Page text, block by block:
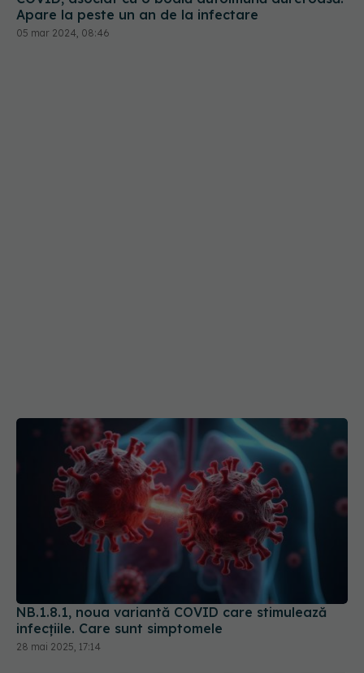
Apare la peste un an de la infectare
05 mar 2024, 08:46
NB.1.8.1, noua variantă COVID care stimulează
infecțiile. Care sunt simptomele
28 mai 2025, 17:14